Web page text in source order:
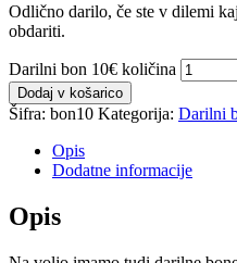
Odlično darilo, če ste v dilemi
obdariti.
Darilni bon 10€ količina
Dodaj v košarico
Šifra: bon10 Kategorija: Darilni
Opis
Dodatne informacije
Opis